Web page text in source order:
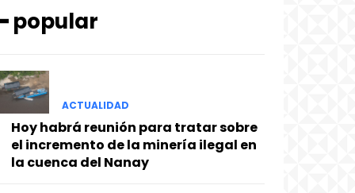
popular
ACTUALIDAD
Hoy habrá reunión para tratar sobre
el incremento de la minería ilegal en
la cuenca del Nanay